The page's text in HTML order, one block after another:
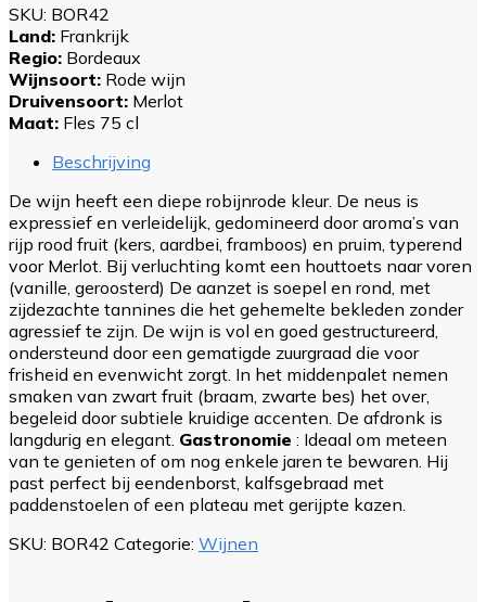
SKU: BOR42
Land: Frankrijk
Regio: Bordeaux
Wijnsoort: Rode wijn
Druivensoort: Merlot
Maat: Fles 75 cl
Beschrijving
De wijn heeft een diepe robijnrode kleur. De neus is
expressief en verleidelijk, gedomineerd door aroma’s van
rijp rood fruit (kers, aardbei, framboos) en pruim, typerend
voor Merlot. Bij verluchting komt een houttoets naar voren
(vanille, geroosterd) De aanzet is soepel en rond, met
zijdezachte tannines die het gehemelte bekleden zonder
agressief te zijn. De wijn is vol en goed gestructureerd,
ondersteund door een gematigde zuurgraad die voor
frisheid en evenwicht zorgt. In het middenpalet nemen
smaken van zwart fruit (braam, zwarte bes) het over,
begeleid door subtiele kruidige accenten. De afdronk is
langdurig en elegant. Gastronomie : Ideaal om meteen
van te genieten of om nog enkele jaren te bewaren. Hij
past perfect bij eendenborst, kalfsgebraad met
paddenstoelen of een plateau met gerijpte kazen.
SKU: BOR42 Categorie: Wijnen